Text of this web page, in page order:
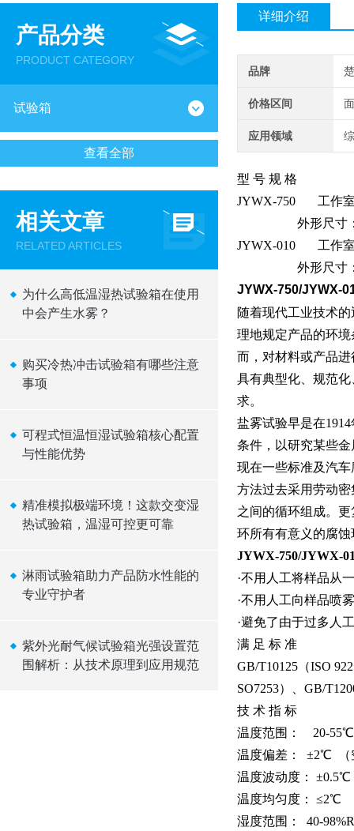
产品分类
PRODUCT CATEGORY
试验箱
查看全部
相关文章
RELATED ARTICLES
为什么高低温湿热试验箱在使用
中会产生水雾？
购买冷热冲击试验箱有哪些注意
事项
可程式恒温恒湿试验箱核心配置
与性能优势
精准模拟极端环境！这款交变湿
热试验箱，温湿可控更可靠
淋雨试验箱助力产品防水性能的
专业守护者
紫外光耐气候试验箱光强设置范
围解析：从技术原理到应用规范
详细介绍
品牌
价格区间
应用领域
型 号 规 格
JYWX-750 工作
外形尺寸： 约D
JYWX-010 工作室
外形尺寸： 约
JYWX-750/JYWX-
随着现代工业技术
理地规定产品的环
而，对材料或产品
具有典型化、规范
求。
盐雾试验早是在
条件，以研究某些
现在一些标准及汽
方法过去采用劳动
之间的循环组成。
环所有有意义的腐
JYWX-750/JYWX-
·不用人工将样品从
·不用人工向样品喷雾
·避免了由于过多人
满 足 标 准
GB/T10125（ISO
SO7253）、GB/
技 术 指 标
温度范围： 20-55℃
温度偏差： ±2℃ （
温度波动度：
温度均匀度： ≤2℃
湿度范围： 40-